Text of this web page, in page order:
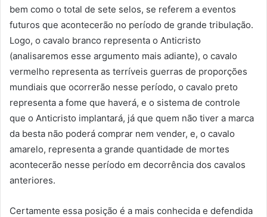
bem como o total de sete selos, se referem a eventos
futuros que acontecerão no período de grande tribulação.
Logo, o cavalo branco representa o Anticristo
(analisaremos esse argumento mais adiante), o cavalo
vermelho representa as terríveis guerras de proporções
mundiais que ocorrerão nesse período, o cavalo preto
representa a fome que haverá, e o sistema de controle
que o Anticristo implantará, já que quem não tiver a marca
da besta não poderá comprar nem vender, e, o cavalo
amarelo, representa a grande quantidade de mortes
acontecerão nesse período em decorrência dos cavalos
anteriores.
Certamente essa posição é a mais conhecida e defendida